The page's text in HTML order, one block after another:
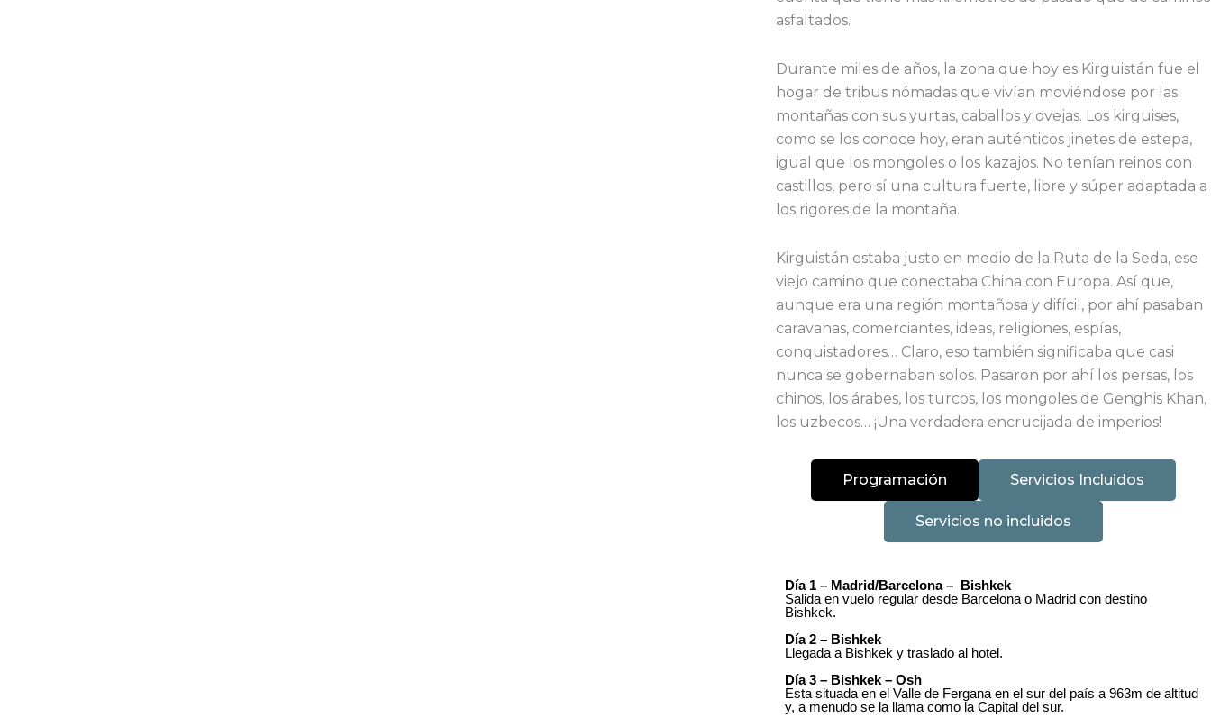
asfaltados.
Durante miles de años, la zona que hoy es Kirguistán fue el
hogar de tribus nómadas que vivían moviéndose por las
montañas con sus yurtas, caballos y ovejas. Los kirguises,
como se los conoce hoy, eran auténticos jinetes de estepa,
igual que los mongoles o los kazajos. No tenían reinos con
castillos, pero sí una cultura fuerte, libre y súper adaptada a
los rigores de la montaña.
Kirguistán estaba justo en medio de la Ruta de la Seda, ese
viejo camino que conectaba China con Europa. Así que,
aunque era una región montañosa y difícil, por ahí pasaban
caravanas, comerciantes, ideas, religiones, espías,
conquistadores… Claro, eso también significaba que casi
nunca se gobernaban solos. Pasaron por ahí los persas, los
chinos, los árabes, los turcos, los mongoles de Genghis Khan,
los uzbecos… ¡Una verdadera encrucijada de imperios!
Programación Servicios Incluidos
Servicios no incluidos
Día 1 – Madrid/Barcelona – Bishkek
Salida en vuelo regular desde Barcelona o Madrid con destino
Bishkek.
Día 2 – Bishkek
Llegada a Bishkek y traslado al hotel.
Día 3 – Bishkek – Osh
Esta situada en el Valle de Fergana en el sur del país a 963m de altitud
y, a menudo se la llama como la Capital del sur.